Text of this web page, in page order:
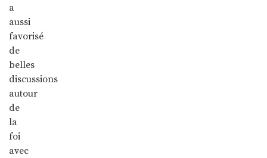
a
aussi
favorisé
de
belles
discussions
autour
de
la
foi
avec